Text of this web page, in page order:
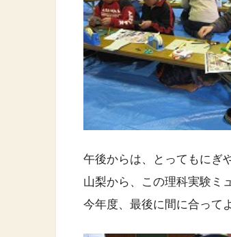
午後からは、とってもにぎ
山梨から、この理科実験ミ
今年度、最後に間に合って